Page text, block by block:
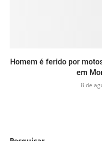
Homem é ferido por
em
8 de